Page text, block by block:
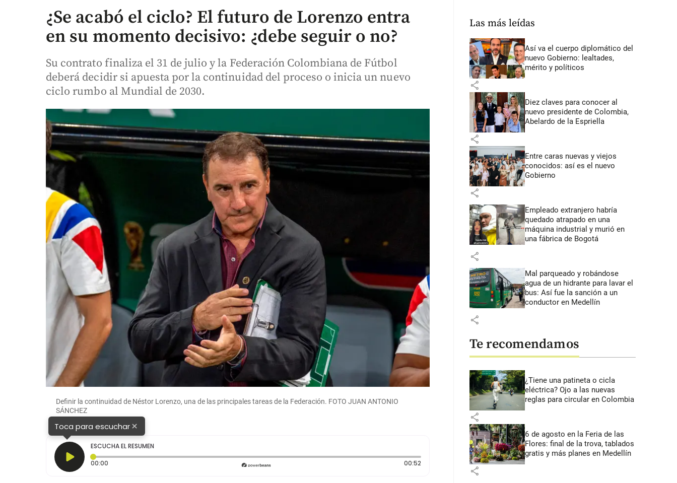
¿Se acabó el ciclo? El futuro de Lorenzo entra
en su momento decisivo: ¿debe seguir o no?
Su contrato finaliza el 31 de julio y la Federación Colombiana de Fútbol
deberá decidir si apuesta por la continuidad del proceso o inicia un nuevo
ciclo rumbo al Mundial de 2030.
Definir la continuidad de Néstor Lorenzo, una de las principales tareas de la Federación. FOTO JUAN ANTONIO
SÁNCHEZ
Toca para escuchar×
ESCUCHA EL RESUMEN
00:00
00:52Duración: 52 segundos
Las más leídas
Así va el cuerpo diplomático del
nuevo Gobierno: lealtades,
mérito y políticos
share
Diez claves para conocer al
nuevo presidente de Colombia,
Abelardo de la Espriella
share
Entre caras nuevas y viejos
conocidos: así es el nuevo
Gobierno
share
Empleado extranjero habría
quedado atrapado en una
máquina industrial y murió en
una fábrica de Bogotá
share
Mal parqueado y robándose
agua de un hidrante para lavar el
bus: Así fue la sanción a un
conductor en Medellín
share
Te recomendamos
¿Tiene una patineta o cicla
eléctrica? Ojo a las nuevas
reglas para circular en Colombia
share
6 de agosto en la Feria de las
Flores: final de la trova, tablados
gratis y más planes en Medellín
share